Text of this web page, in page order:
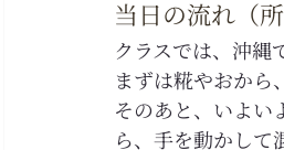
当日の流れ（
クラスでは、沖縄
まずは糀やおから
そのあと、いよい
ら、手を動かし